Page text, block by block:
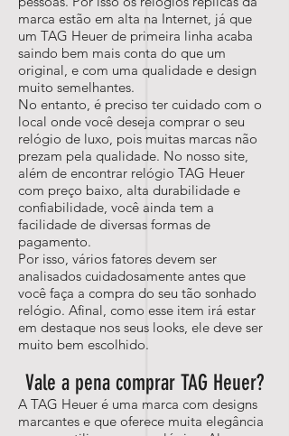
marca estão em alta na Internet, já que
um TAG Heuer de primeira linha acaba
saindo bem mais conta do que um
original, e com uma qualidade e design
muito semelhantes.
No entanto, é preciso ter cuidado com o
local onde você deseja comprar o seu
relógio de luxo, pois muitas marcas não
prezam pela qualidade. No nosso site,
além de encontrar relógio TAG Heuer
com preço baixo, alta durabilidade e
confiabilidade, você ainda tem a
facilidade de diversas formas de
pagamento.
Por isso, vários fatores devem ser
analisados cuidadosamente antes que
você faça a compra do seu tão sonhado
relógio. Afinal, como esse item irá estar
em destaque nos seus looks, ele deve ser
muito bem escolhido.
Vale a pena comprar TAG Heuer?
A TAG Heuer é uma marca com designs
marcantes e que oferece muita elegância